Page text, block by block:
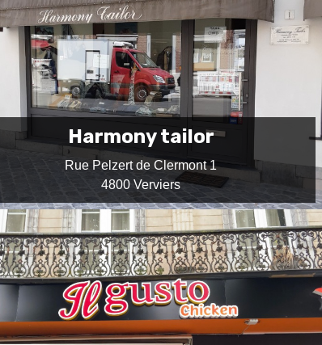
Harmony tailor
Rue Pelzert de Clermont 1
4800 Verviers